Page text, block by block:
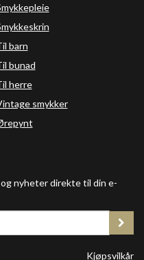
barn
bunad
herre
smykker
nyheter direkte til din e-
Kjøpsvilkår